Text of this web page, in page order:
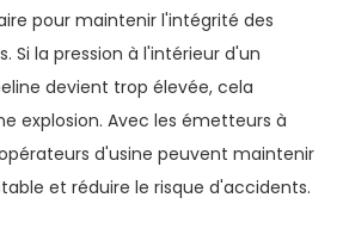
pour maintenir l'intégrité des
Si la pression à l'intérieur d'un
devient trop élevée, cela
explosion. Avec les émetteurs à
d'usine peuvent maintenir
et réduire le risque d'accidents.